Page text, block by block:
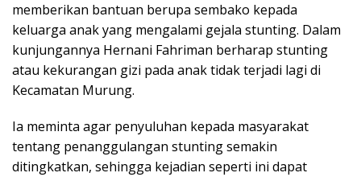
memberikan bantuan berupa sembako kepada
keluarga anak yang mengalami gejala stunting. Dalam
kunjungannya Hernani Fahriman berharap stunting
atau kekurangan gizi pada anak tidak terjadi lagi di
Kecamatan Murung.
Ia meminta agar penyuluhan kepada masyarakat
tentang penanggulangan stunting semakin
ditingkatkan, sehingga kejadian seperti ini dapat